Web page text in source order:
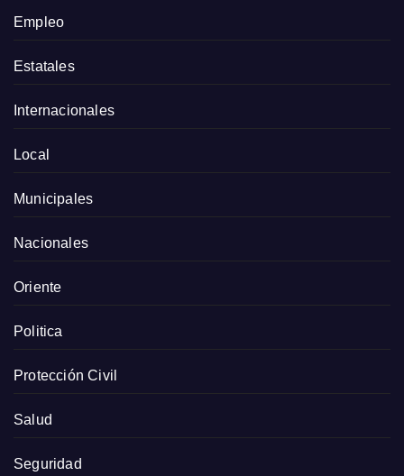
Empleo
Estatales
Internacionales
Local
Municipales
Nacionales
Oriente
Politica
Protección Civil
Salud
Seguridad